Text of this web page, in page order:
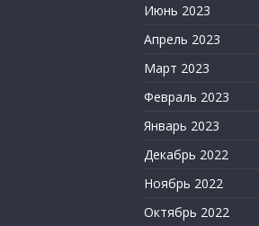
Июнь 2023
Апрель 2023
Март 2023
Февраль 2023
Январь 2023
Декабрь 2022
Ноябрь 2022
Октябрь 2022